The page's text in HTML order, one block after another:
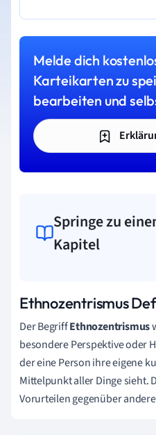
Melde dich
Karteikarten zu
bearbeiten und
Springe zu
Kapitel
Ethnozentrismus
Der BegriffEthnozentrismus
besondere Perspektive oder
der eine Person ihre eigene
Mittelpunkt aller Dinge sieht.
Vorurteilen gegenüber